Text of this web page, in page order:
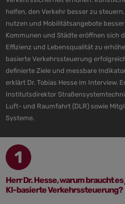
helfen, den Verkehr besser zu
nutzen und Mobilitätsangebote
Kommunen und Städte eröffnen sich
Effizienz und Lebensqualität zu
basierte Verkehrssteuerung
definierte Ziele und messbare
erklärt Dr. Tobias Hesse im Interview.
Institutsdirektor
Luft- und Raumfahrt (DLR) sowie
Systeme.
1
Herr Dr. Hesse, warum braucht
KI-basierte Verkehrssteuerung?